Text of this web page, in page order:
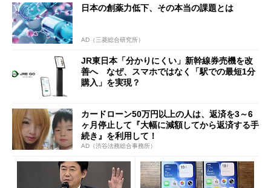
日本の創薬力低下、その本当の課題とは
AD（三菱総合研究所）
JR東日本「分かりにくい」新幹線券売機を改
善へ なぜ、スマホではなく「駅での最短1分
購入」を実現？
カードローン50万円以上の人は、返済を3～6
ヶ月停止して『大幅に減額してから返済する手
続き』を利用して！
AD（渋谷法務総合事務所）